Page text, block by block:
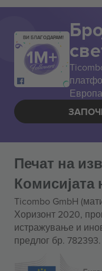
ВИ БЛАГОДАРАМ!
Печат на
Комисијата
Ticombo GmbH
Хоризонт 2020,
истражување и
предлог бр. 782393.